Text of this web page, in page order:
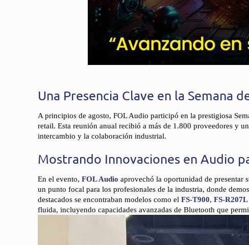
Una Presencia Clave en la Semana
A principios de agosto, FOL Audio participó en la prestigiosa
retail. Esta reunión anual recibió a más de 1.800 proveedores y
intercambio y la colaboración industrial.
Mostrando Innovaciones en Audio
En el evento,FOL Audio aprovechó la oportunidad de presentar
un punto focal para los profesionales de la industria, donde
destacados se encontraban modelos como elFS-T900,FS-R207L
fluida, incluyendo capacidades avanzadas de Bluetooth que